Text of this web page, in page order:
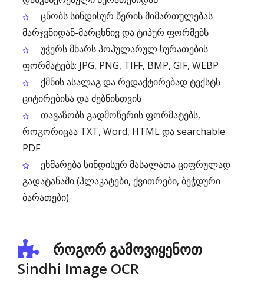
ცნობს სინდისურ წერის მიმართულებას
მარჯვნიდან-მარცხნივ და ტიპურ ფორმებს
უჭერს მხარს პოპულარულ სურათების
ფორმატებს: JPG, PNG, TIFF, BMP, GIF, WEBP
ქმნის ასალაგ და რედაქტირებად ტექსტს
ციტირებისა და ძებნისთვის
თავაზობს გადმოწერის ფორმატებს,
როგორიცაა TXT, Word, HTML და searchable
PDF
ეხმარება სინდისურ მასალათა ციფრულად
გადატანაში (პლაკატები, ქვითრები, ბეჭდური
ბარათები)
როგორ გამოვიყენოთ
Sindhi Image OCR